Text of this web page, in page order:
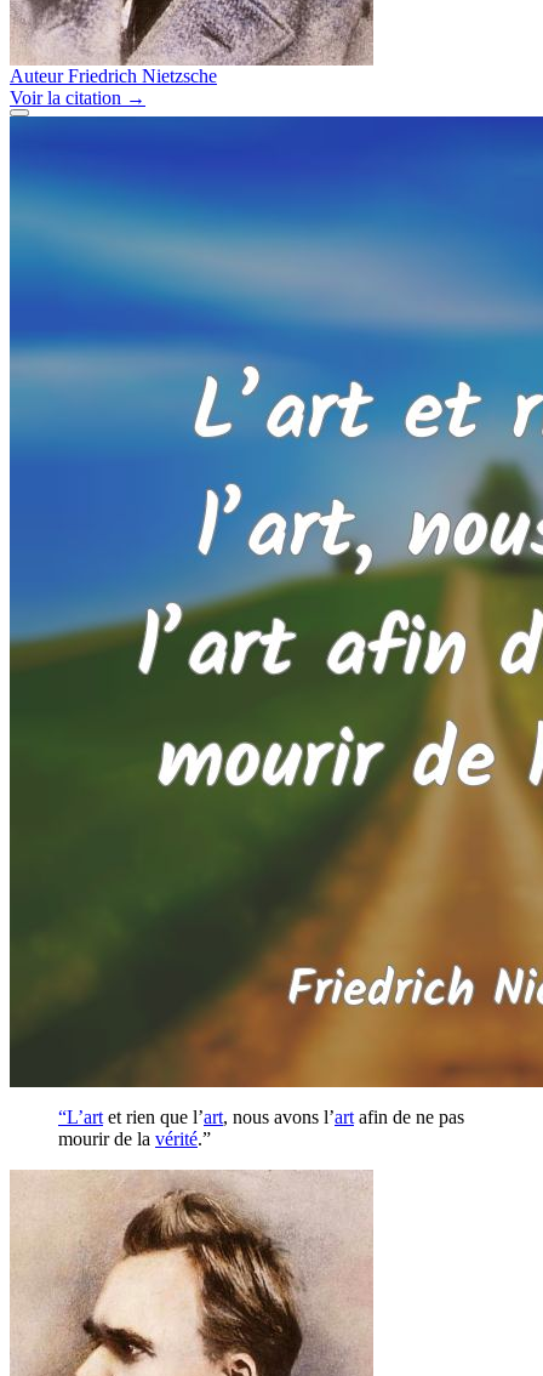
Auteur Friedrich Nietzsche
Voirla citation →
“L’art et rien que l’art, nous avons l’art afin de ne pas
mourir de la vérité.”